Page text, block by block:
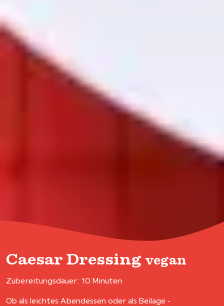
Caesar Dressing vegan
Zubereitungsdauer: 10 Minuten
Ob als leichtes Abendessen oder als Beilage -